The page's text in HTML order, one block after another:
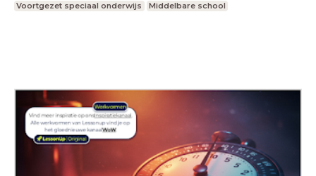
Voortgezet speciaal onderwijs
Middelbare school